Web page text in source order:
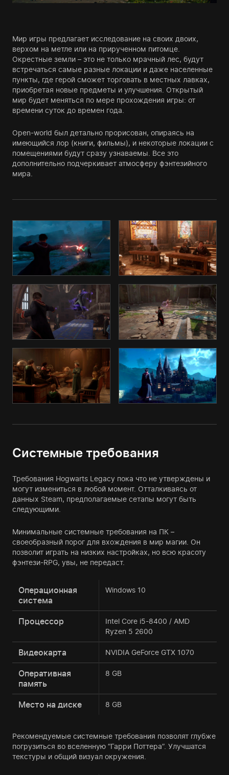
Мир игры предлагает исследование на своих двоих,
верхом на метле или на прирученном питомце.
Окрестные земли – это не только мрачный лес, будут
встречаться самые разные локации и даже населенные
пункты, где герой сможет торговать в местных лавках,
приобретая новые предметы и улучшения. Открытый
мир будет меняться по мере прохождения игры: от
времени суток до времен года.
Open-world был детально прорисован, опираясь на
имеющийся лор (книги, фильмы), и некоторые локации с
помещениями будут сразу узнаваемы. Все это
дополнительно подчеркивает атмосферу фэнтезийного
мира.
Системные требования
Требования Hogwarts Legacy пока что не утверждены и
могут измениться в любой момент. Отталкиваясь от
данных Steam, предполагаемые сетапы могут быть
следующими.
Минимальные системные требования на ПК –
своеобразный порог для вхождения в мир магии. Он
позволит играть на низких настройках, но всю красоту
фэнтези-RPG, увы, не передаст.
Операционная
система
Windows 10
Процессор
Intel Core i5-8400 / AMD
Ryzen 5 2600
Видеокарта NVIDIA GeForce GTX 1070
Оперативная
память
8 GB
Место на диске 8 GB
Рекомендуемые системные требования позволят глубже
погрузиться во вселенную “Гарри Поттера”. Улучшатся
текстуры и общий визуал окружения.